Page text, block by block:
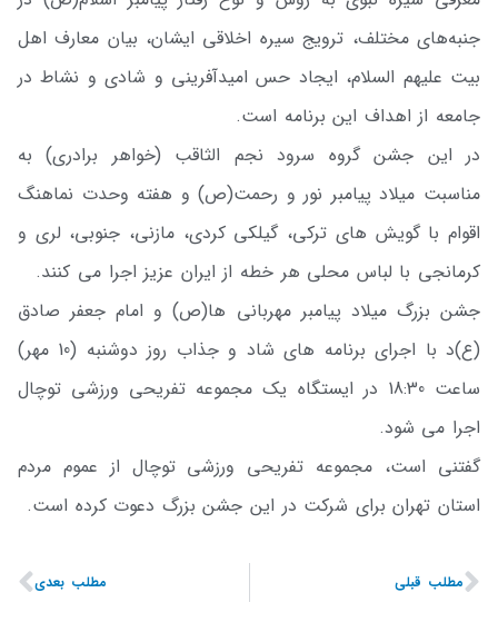
جنبه‌های مختلف، ترویج سیره اخلاقی ایشان، بیان معارف اهل
بیت علیهم السلام، ایجاد حس امیدآفرینی و شادی و نشاط در
جامعه از اهداف این برنامه است.
در این جشن گروه سرود نجم الثاقب (خواهر برادری) به
مناسبت میلاد پیامبر نور و رحمت(ص) و هفته وحدت نماهنگ
اقوام با گویش های ترکی، گیلکی کردی، مازنی، جنوبی، لری و
کرمانجی با لباس محلی هر خطه از ایران عزیز اجرا می کنند.
جشن بزرگ میلاد پیامبر مهربانی ها(ص) و امام جعفر صادق
(ع)د با اجرای برنامه های شاد و جذاب روز دوشنبه (10 مهر)
ساعت 18:30 در ایستگاه یک مجموعه تفریحی ورزشی توچال
اجرا می شود.
گفتنی است، مجموعه تفریحی ورزشی توچال از عموم مردم
استان تهران برای شرکت در این جشن بزرگ دعوت کرده است.
مطلب قبلی مطلب بعدی